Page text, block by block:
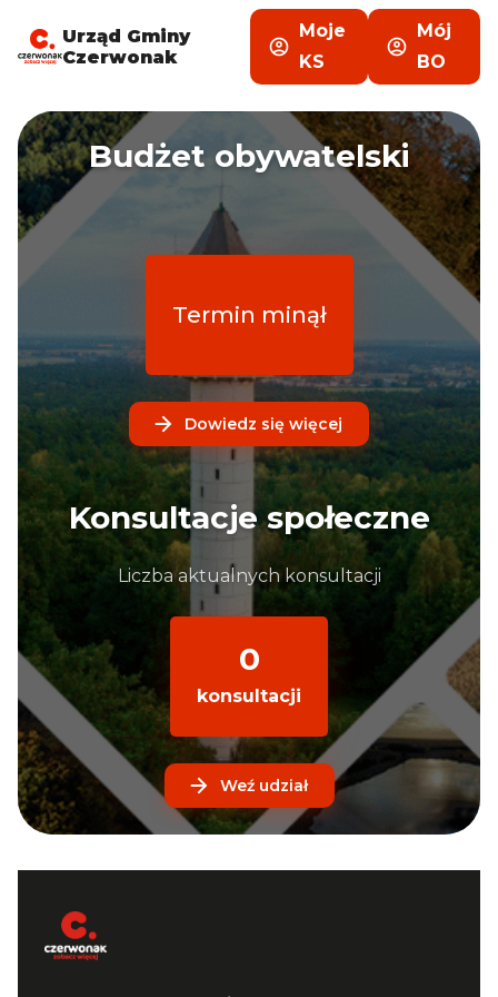
Urząd Gminy
Czerwonak
Moje
KS
Mój
BO
Budżet obywatelski
Termin minął
Dowiedz się więcej
Konsultacje społeczne
Liczba aktualnych konsultacji
0
konsultacji
Weź udział